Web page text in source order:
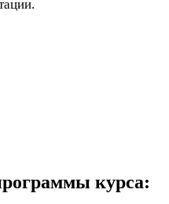
курса: